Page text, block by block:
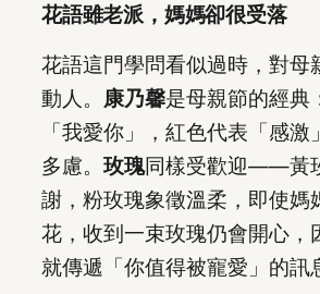
花語雖老派，媽媽卻很受落
花語這門學問看似過時，對母
動人。 康乃馨是母親節的經典
「我愛你」，紅色代表「感激
多慮。 玫瑰同樣受歡迎——黃
謝，粉玫瑰象徵溫柔，即使媽
花，收到一束玫瑰仍會開心，
就傳遞「你值得被寵愛」的訊